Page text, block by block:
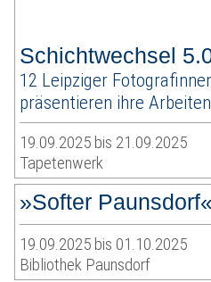
Schichtwechsel
12 Leipziger
präsentieren ihre Arbeiten
19.09.2025 bis 21.09.2025
Tapetenwerk
»Softer Paunsdorf«
19.09.2025 bis 01.10.2025
Bibliothek Paunsdorf